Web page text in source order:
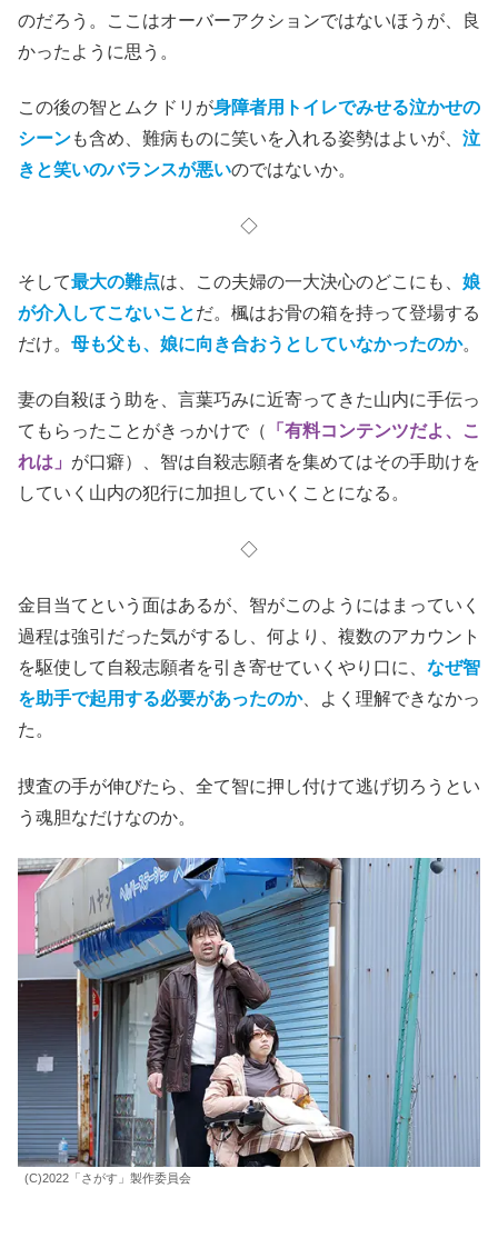
のだろう。ここはオーバーアクションではないほうが、良
かったように思う。
この後の智とムクドリが身障者用トイレでみせる泣かせの
シーンも含め、難病ものに笑いを入れる姿勢はよいが、 泣
きと笑いのバランスが悪いのではないか。
◇
そして最大の難点は、この夫婦の一大決心のどこにも、 娘
が介入してこないことだ。楓はお骨の箱を持って登場する
だけ。 母も父も、娘に向き合おうとしていなかったのか。
妻の自殺ほう助を、言葉巧みに近寄ってきた山内に手伝っ
てもらったことがきっかけで（
「有料コンテンツだよ、こ
れは」 が口癖）、智は自殺志願者を集めてはその手助けを
していく山内の犯行に加担していくことになる。
◇
金目当てという面はあるが、智がこのようにはまっていく
過程は強引だった気がするし、何より、複数のアカウント
を駆使して自殺志願者を引き寄せていくやり口に、 なぜ智
を助手で起用する必要があったのか、よく理解できなかっ
た。
捜査の手が伸びたら、全て智に押し付けて逃げ切ろうとい
う魂胆なだけなのか。
(C)2022「さがす」製作委員会